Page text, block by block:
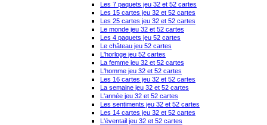
Les 7 paquets jeu 32 et 52 cartes
Les 15 cartes jeu 32 et 52 cartes
Les 25 cartes jeu 32 et 52 cartes
Le monde jeu 32 et 52 cartes
Les 4 paquets jeu 52 cartes
Le château jeu 52 cartes
L'horloge jeu 52 cartes
La femme jeu 32 et 52 cartes
L'homme jeu 32 et 52 cartes
Les 16 cartes jeu 32 et 52 cartes
La semaine jeu 32 et 52 cartes
L'année jeu 32 et 52 cartes
Les sentiments jeu 32 et 52 cartes
Les 14 cartes jeu 32 et 52 cartes
L'éventail jeu 32 et 52 cartes